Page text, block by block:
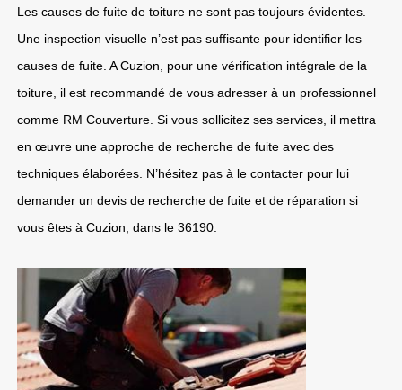
Les causes de fuite de toiture ne sont pas toujours évidentes.
Une inspection visuelle n’est pas suffisante pour identifier les
causes de fuite. A Cuzion, pour une vérification intégrale de la
toiture, il est recommandé de vous adresser à un professionnel
comme RM Couverture. Si vous sollicitez ses services, il mettra
en œuvre une approche de recherche de fuite avec des
techniques élaborées. N’hésitez pas à le contacter pour lui
demander un devis de recherche de fuite et de réparation si
vous êtes à Cuzion, dans le 36190.